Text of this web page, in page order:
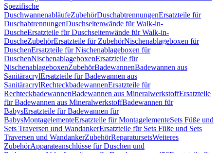
Spezifische
DuschwannenabläufeZubehörDuschabtrennungenErsatzteile für
DuschabtrennungenDuschseitenwände für Walk-in-
DuscheErsatzteile für Duschseitenwände für Walk-in-
DuscheZubehörErsatzteile für ZubehörNischenablageboxen für
DuschenErsatzteile für Nischenablageboxen für
DuschenNischenablageboxenErsatzteile für
NischenablageboxenZubehörBadewannenBadewannen aus
SanitäracrylErsatzteile für Badewannen aus
SanitäracrylRechteckbadewannenErsatzteile für
RechteckbadewannenBadewannen aus MineralwerkstoffErsatzteile
für Badewannen aus MineralwerkstoffBadewannen für
BabysErsatzteile für Badewannen für
BabysMontagelementeErsatzteile für MontagelementeSets Füße und
Sets Traversen und WandankerErsatzteile für Sets Füße und Sets
Traversen und WandankerZubehörReparatursetsWeiteres
ZubehörApparateanschlüsse für Duschen und